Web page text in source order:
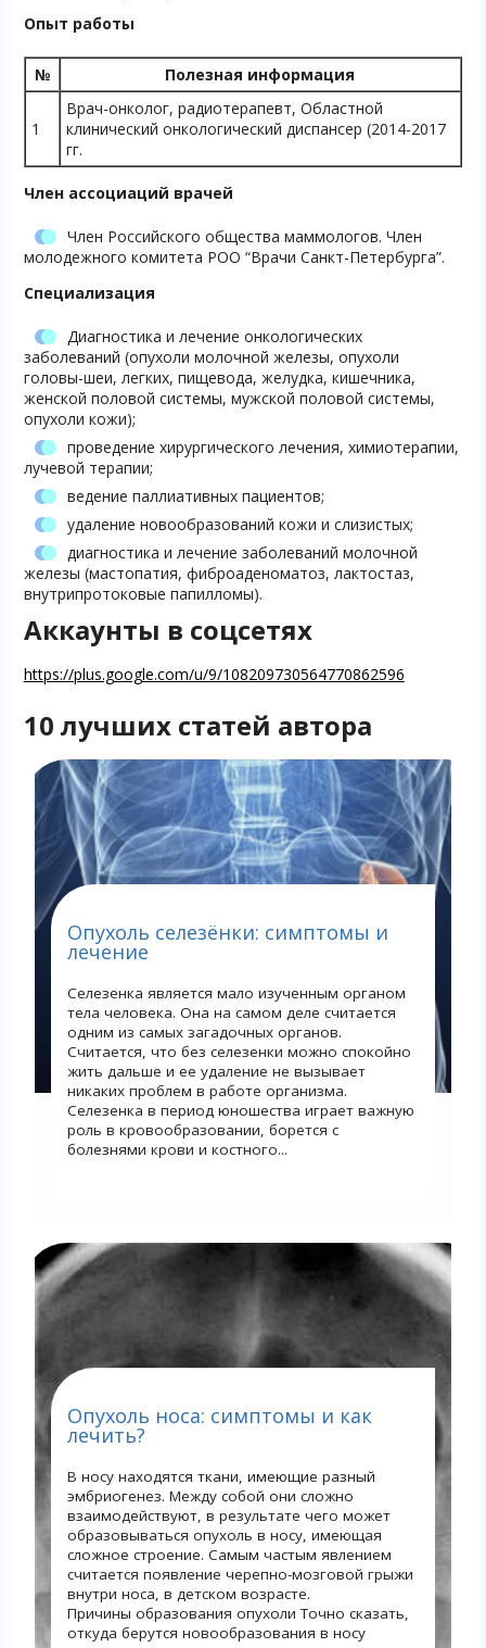
Опыт работы
№ Полезная информация
1
Врач-онколог, радиотерапевт, Областной
клинический онкологический диспансер (2014-2017
гг.
Член ассоциаций врачей
Член Российского общества маммологов. Член
молодежного комитета РОО “Врачи Санкт-Петербурга”.
Специализация
Диагностика и лечение онкологических
заболеваний (опухоли молочной железы, опухоли
головы-шеи, легких, пищевода, желудка, кишечника,
женской половой системы, мужской половой системы,
опухоли кожи);
проведение хирургического лечения, химиотерапии,
лучевой терапии;
ведение паллиативных пациентов;
удаление новообразований кожи и слизистых;
диагностика и лечение заболеваний молочной
железы (мастопатия, фиброаденоматоз, лактостаз,
внутрипротоковые папилломы).
Аккаунты в соцсетях
https://plus.google.com/u/9/108209730564770862596
10 лучших статей автора
Опухоль селезёнки: симптомы и
лечение
Селезенка является мало изученным органом
тела человека. Она на самом деле считается
одним из самых загадочных органов.
Считается, что без селезенки можно спокойно
жить дальше и ее удаление не вызывает
никаких проблем в работе организма.
Селезенка в период юношества играет важную
роль в кровообразовании, борется с
болезнями крови и костного...
Опухоль носа: симптомы и как
лечить?
В носу находятся ткани, имеющие разный
эмбриогенез. Между собой они сложно
взаимодействуют, в результате чего может
образовываться опухоль в носу, имеющая
сложное строение. Самым частым явлением
считается появление черепно-мозговой грыжи
внутри носа, в детском возрасте.
Причины образования опухоли Точно сказать,
откуда берутся новообразования в носу